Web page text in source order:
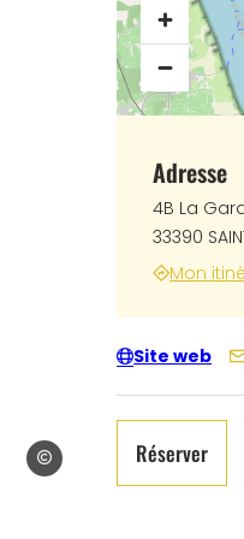
© Olivier Boisseau
Adresse
4B La
33390
Mon
Site web
Réserver